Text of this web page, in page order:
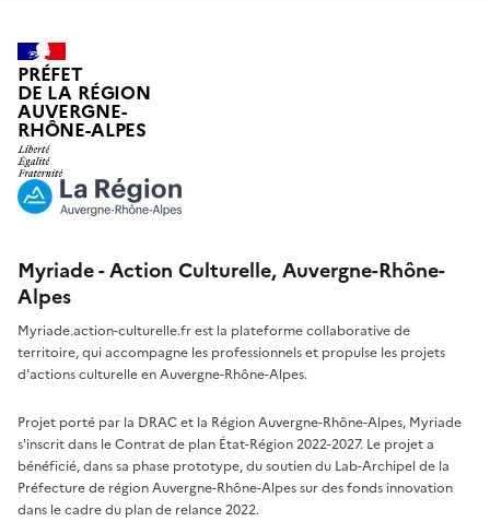
PRÉFET
DE LA RÉGION
AUVERGNE-
RHÔNE-ALPES
Myriade - Action Culturelle, Auvergne-Rhône-
Alpes
Myriade.action-culturelle.fr est la plateforme collaborative de
territoire, qui accompagne les professionnels et propulse les projets
d'actions culturelle en Auvergne-Rhône-Alpes.
Projet porté par la DRAC et la Région Auvergne-Rhône-Alpes, Myriade
s'inscrit dans le Contrat de plan État-Région 2022-2027. Le projet a
bénéficié, dans sa phase prototype, du soutien du Lab-Archipel de la
Préfecture de région Auvergne-Rhône-Alpes sur des fonds innovation
dans le cadre du plan de relance 2022.